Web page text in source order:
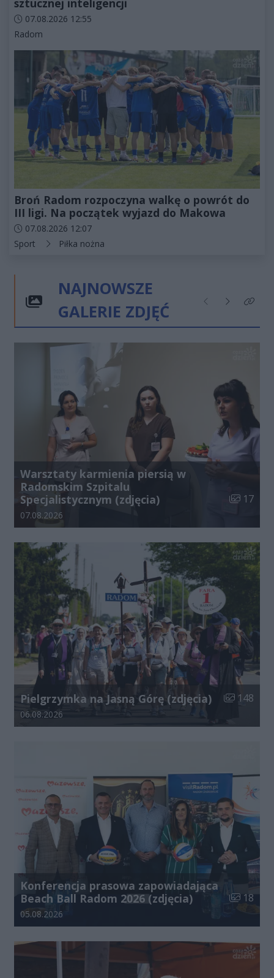
sztucznej inteligencji
Data dodania artykułu:
07.08.2026 12:55
Kategorie artykułu:
Radom
Broń Radom rozpoczyna walkę o powrót do
III ligi. Na początek wyjazd do Makowa
Data dodania artykułu:
07.08.2026 12:07
Kategorie artykułu:
Sport Piłka nożna
NAJNOWSZE
GALERIE ZDJĘĆ
Poprzednie
NastępneKliknij
Warsztaty karmienia piersią w
Radomskim Szpitalu
Specjalistycznym (zdjęcia)
Liczba
17
Data dodania galerii:
07.08.2026
Pielgrzymka na Jasną Górę (zdjęcia) Liczba
148
Data dodania galerii:
06.08.2026
Konferencja prasowa zapowiadająca
Beach Ball Radom 2026 (zdjęcia)
Liczba
18
Data dodania galerii:
05.08.2026